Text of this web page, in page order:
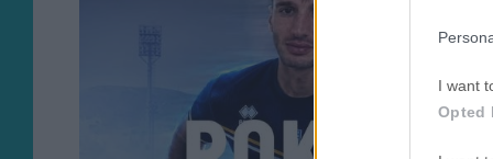
I want
Opted